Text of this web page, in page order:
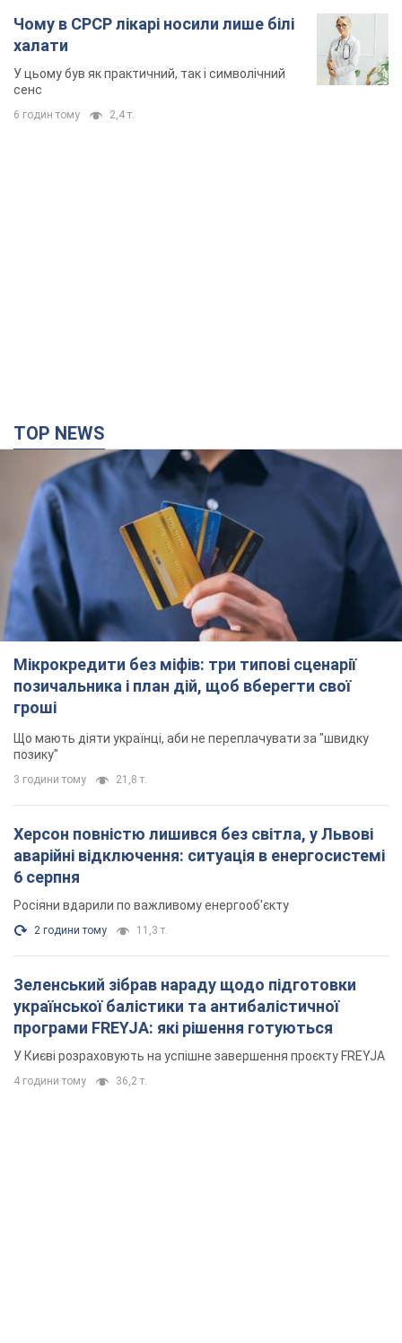
Чому в СРСР лікарі носили лише білі
халати
У цьому був як практичний, так і символічний
сенс
6 годин тому 2,4 т.
TOP NEWS
Мікрокредити без міфів: три типові сценарії
позичальника і план дій, щоб вберегти свої
гроші
Що мають діяти українці, аби не переплачувати за "швидку
позику"
3 години тому 21,8 т.
Херсон повністю лишився без світла, у Львові
аварійні відключення: ситуація в енергосистемі
6 серпня
Росіяни вдарили по важливому енергооб'єкту
2 години тому 11,3 т.
Зеленський зібрав нараду щодо підготовки
української балістики та антибалістичної
програми FREYJA: які рішення готуються
У Києві розраховують на успішне завершення проєкту FREYJA
4 години тому 36,2 т.